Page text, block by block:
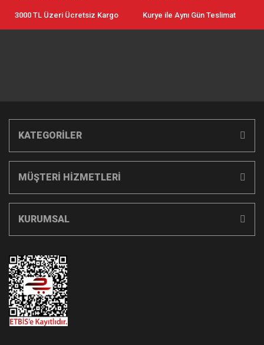
3000 TL Üzeri Ücretsiz Kargo Kurye ile Aynı Gün Teslimat
KATEGORİLER
MÜŞTERİ HİZMETLERİ
KURUMSAL